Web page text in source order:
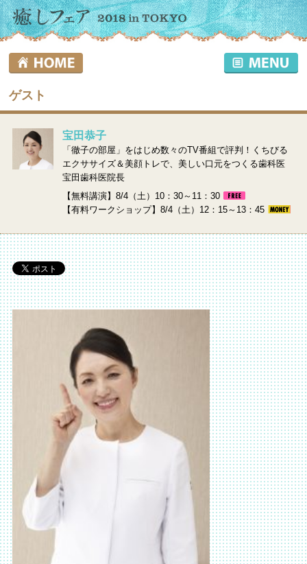
ゲスト
宝田恭子
「徹子の部屋」をはじめ数々のTV番組で評判！くちびる
エクササイズ＆美顔トレで、美しい口元をつくる歯科医
宝田歯科医院長
【無料講演】8/4（土）10：30～11：30
【有料ワークショップ】8/4（土）12：15～13：45